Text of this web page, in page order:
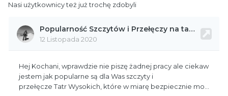
Nasi użytkownicy też już trochę zdobyli